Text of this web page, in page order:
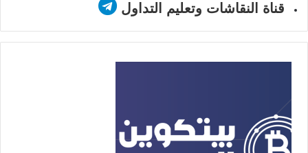
قناة النقاشات وتعليم التداول